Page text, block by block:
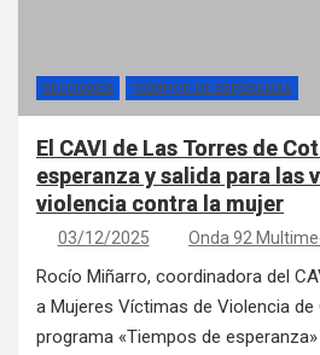
SECCIONES TIEMPOS DE ESPERANZA
El CAVI de Las Torres de
esperanza y salida para las
violencia contra la mujer
03/12/2025 Onda 92
Rocío Miñarro, coordinadora del
a Mujeres Víctimas de Violencia de
programa «Tiempos de